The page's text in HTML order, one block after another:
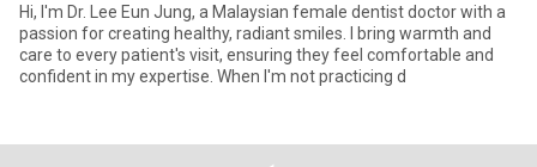
Hi, I'm Dr. Lee Eun Jung, a Malaysian female dentist doctor with a
passion for creating healthy, radiant smiles. I bring warmth and
care to every patient's visit, ensuring they feel comfortable and
confident in my expertise. When I'm not practicing d